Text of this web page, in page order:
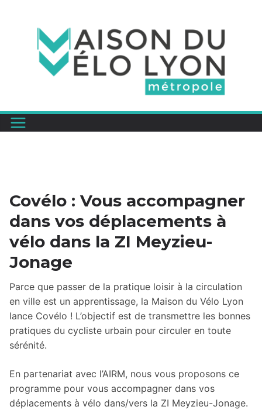
Covélo : Vous accompagner
dans vos déplacements à
vélo dans la ZI Meyzieu-
Jonage
Parce que passer de la pratique loisir à la circulation
en ville est un apprentissage, la Maison du Vélo Lyon
lance Covélo ! L’objectif est de transmettre les bonnes
pratiques du cycliste urbain pour circuler en toute
sérénité.
En partenariat avec l’AIRM, nous vous proposons ce
programme pour vous accompagner dans vos
déplacements à vélo dans/vers la ZI Meyzieu-Jonage.